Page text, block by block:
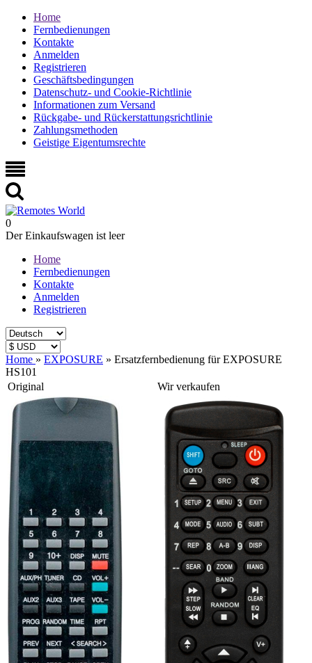
Home
Fernbedienungen
Kontakte
Anmelden
Registrieren
Geschäftsbedingungen
Datenschutz- und Cookie-Richtlinie
Informationen zum Versand
Rückgabe- und Rückerstattungsrichtlinie
Zahlungsmethoden
Geistige Eigentumsrechte
0
Der Einkaufswagen ist leer
Home
Fernbedienungen
Kontakte
Anmelden
Registrieren
Home » EXPOSURE » Ersatzfernbedienung für EXPOSURE
HS101
Original
Wir verkaufen